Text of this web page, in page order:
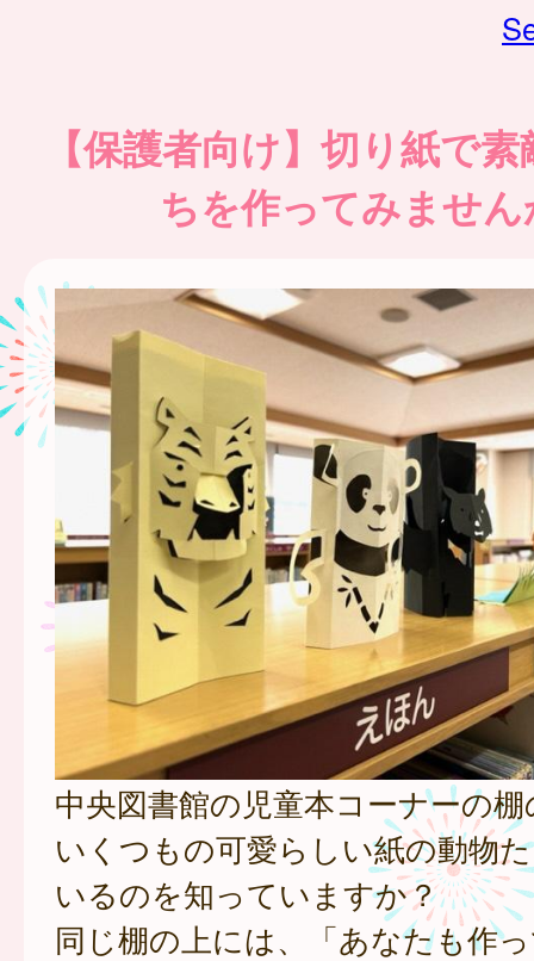
【保護者向け】切り紙で
ちを作ってみませ
中央図書館の児童本コーナーの
いくつもの可愛らしい紙の動物
いるのを知っていますか？
同じ棚の上には、「あなたも作